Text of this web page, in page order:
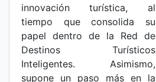
innovación turística, al
tiempo que consolida su
papel dentro de la Red de
Destinos Turísticos
Inteligentes. Asimismo,
supone un paso más en la